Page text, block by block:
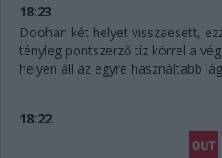
18:23
Doohan két helyet visszaesett,
tényleg pontszerző tíz körrel a
helyen áll az egyre használtabb
18:22